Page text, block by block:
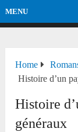
MENU
Home
Histoire d’un
Histoire
généraux